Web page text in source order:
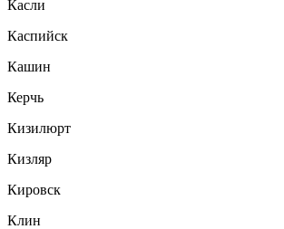
Касли
Каспийск
Кашин
Керчь
Кизилюрт
Кизляр
Кировск
Клин